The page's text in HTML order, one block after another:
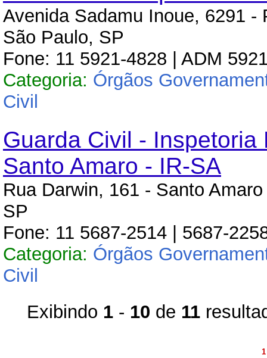
Avenida Sadamu Inoue, 6291 -
São Paulo, SP
Fone: 11 5921-4828 | ADM
Categoria: Órgãos
Civil
Guarda Civil - Inspetoria
Santo Amaro - IR-SA
Rua Darwin, 161 - Santo
SP
Fone: 11 5687-2514 | 5687-
Categoria: Órgãos
Civil
Exibindo 1- 10 de 11
1